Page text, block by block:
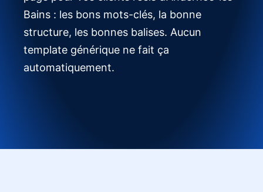
Bains : les bons mots-clés, la bonne
structure, les bonnes balises. Aucun
template générique ne fait ça
automatiquement.